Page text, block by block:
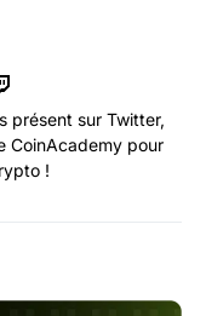
présent sur Twitter,
CoinAcademy pour
!